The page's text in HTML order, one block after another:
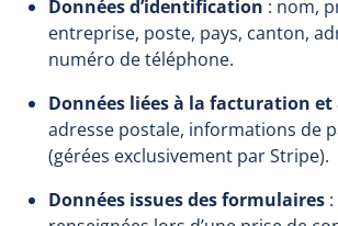
Données d’identification : nom,
entreprise, poste, pays, canton,
numéro de téléphone.
Données liées à la facturation et
adresse postale, informations de
(gérées exclusivement par Stripe).
Données issues des formulaires